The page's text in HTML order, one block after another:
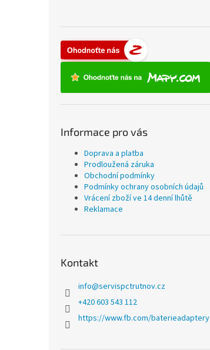
Informace pro vás
Doprava a platba
Prodloužená záruka
Obchodní podmínky
Podmínky ochrany osobních údajů
Vrácení zboží ve 14 denní lhůtě
Reklamace
Kontakt
info@servispctrutnov.cz
+420 603 543 112
https://www.fb.com/baterieadaptery